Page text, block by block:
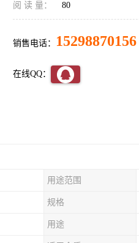
阅 读 量： 80
销售电话： 15298870156
在线QQ：
用途范围
规格
用途